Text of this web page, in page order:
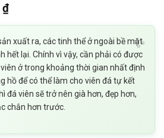
₫Giá
hiện
tại
là:
1,000 ₫.
xuất ra, các tinh thể ở ngoài bề mặt
hết lại. Chính vì vậy, cần phải có được
ở trong khoảng thời gian nhất định
hồ để có thể làm cho viên đá tự kết
đá viên sẽ trở nên già hơn, đẹp hơn,
chắn hơn trước.